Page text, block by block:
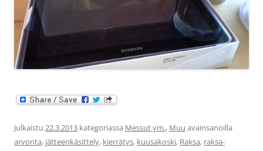
Julkaistu 22.3.2013 kategoriassa Messut ym., Muu avainsanoilla
arvonta, jätteenkäsittely, kierrätys, kuusakoski, Raksa, raksa-